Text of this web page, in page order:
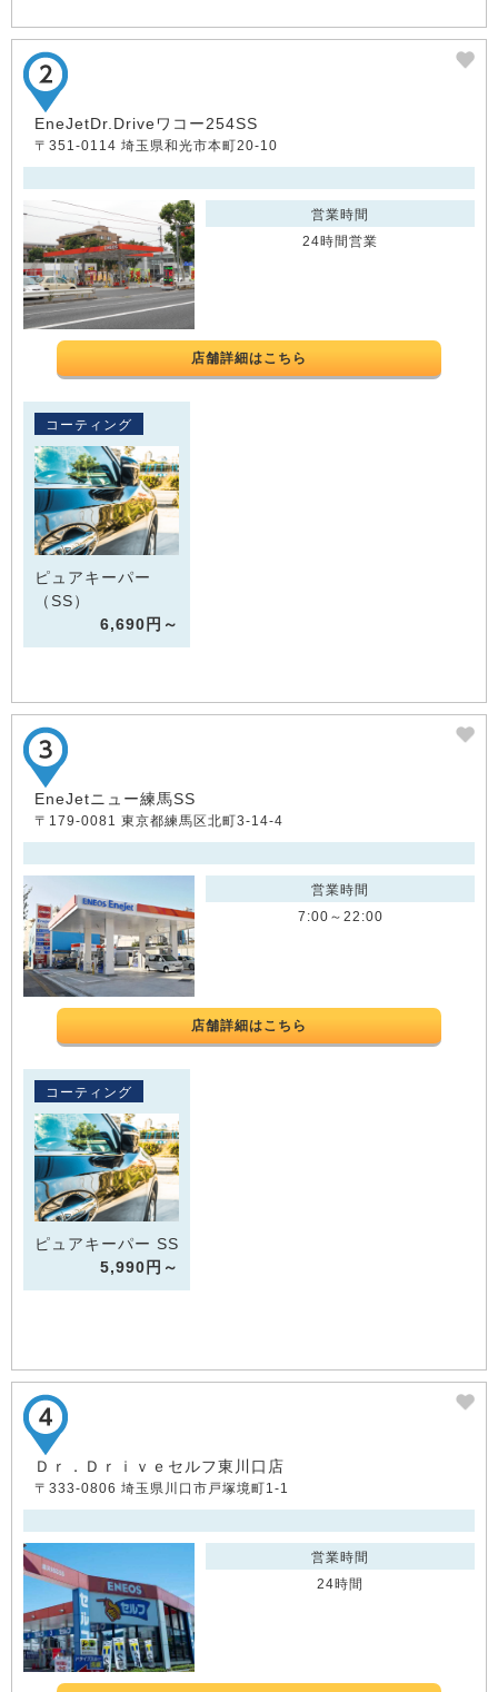
EneJetDr.Driveワコー254SS
〒351-0114 埼玉県和光市本町20-10
営業時間
24時間営業
店舗詳細はこちら
コーティング
ピュアキーパー
（SS）
6,690円～
EneJetニュー練馬SS
〒179-0081 東京都練馬区北町3-14-4
営業時間
7:00～22:00
店舗詳細はこちら
コーティング
ピュアキーパー SS
5,990円～
Ｄｒ．Ｄｒｉｖｅセルフ東川口店
〒333-0806 埼玉県川口市戸塚境町1-1
営業時間
24時間